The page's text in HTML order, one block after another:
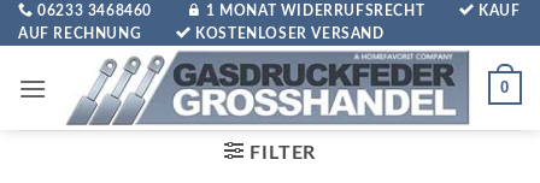
Zum
Inhalt
06233 3468460 1 MONAT WIDERRUFSRECHT
KAUF
AUF RECHNUNG
KOSTENLOSER VERSAND
0
FILTER